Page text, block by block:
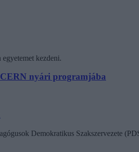
kezdeni.
CERN nyári programjába
Demokratikus Szakszervezete